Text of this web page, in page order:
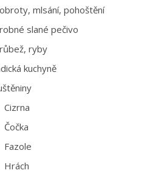
mlsání, pohoštění
slané pečivo
ryby
kuchyně
Cizrna
Čočka
Fazole
Hrách